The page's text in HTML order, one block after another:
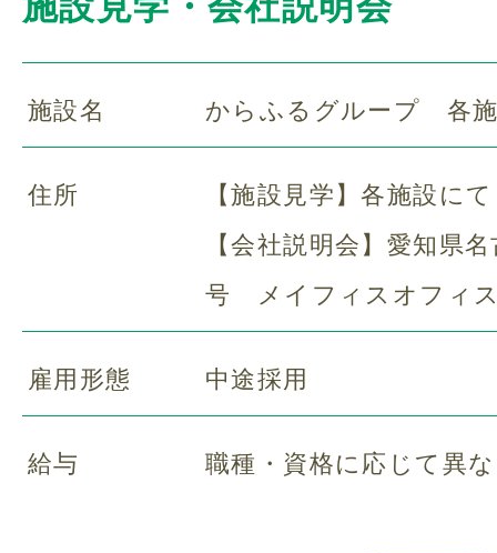
スタッフ紹介
ご利用の流れ
よくある質問
採用情報
施設名 からふるグループ 各
住所
【施設見学】各施設にて
【会社説明会】愛知県
号 メイフィスオフィ
雇用形態 中途採用
給与 職種・資格に応じて異